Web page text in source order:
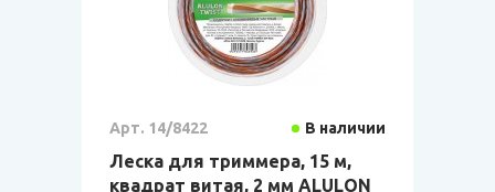
Арт. 14/8422 В наличии
Леска для триммера, 15 м,
квадрат витая, 2 мм ALULON